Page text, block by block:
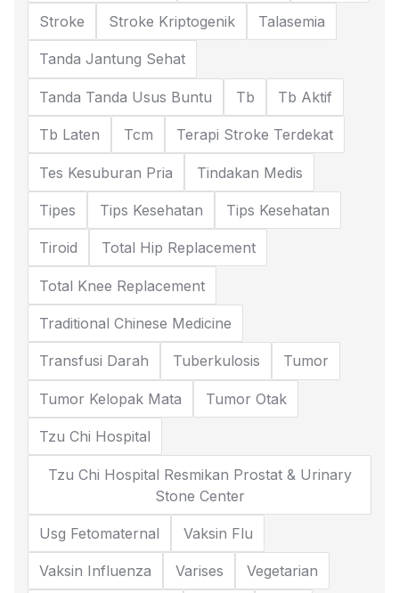
Stroke Stroke Kriptogenik Talasemia
Tanda Jantung Sehat
Tanda Tanda Usus Buntu Tb Tb Aktif
Tb Laten Tcm Terapi Stroke Terdekat
Tes Kesuburan Pria Tindakan Medis
Tipes Tips Kesehatan Tips Kesehatan
Tiroid Total Hip Replacement
Total Knee Replacement
Traditional Chinese Medicine
Transfusi Darah Tuberkulosis Tumor
Tumor Kelopak Mata Tumor Otak
Tzu Chi Hospital
Tzu Chi Hospital Resmikan Prostat & Urinary
Stone Center
Usg Fetomaternal Vaksin Flu
Vaksin Influenza Varises Vegetarian